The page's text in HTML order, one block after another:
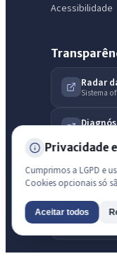
Acessibilidade
Radar
Sistema
Privacidade
Cumprimos a LGPD e
Cookies opcionais só
Aceitar todos